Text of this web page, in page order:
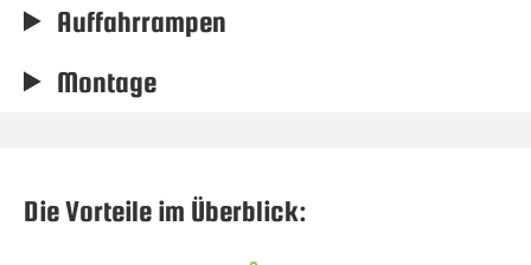
Auffahrrampen
Montage
Die Vorteile im Überblick: